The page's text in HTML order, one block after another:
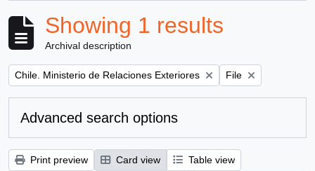
Showing 1 results
Archival description
Remove filter:
Chile. Ministerio de Relaciones Exteriores Remove filter:
File
Advanced search options
Print preview Card view
Table view